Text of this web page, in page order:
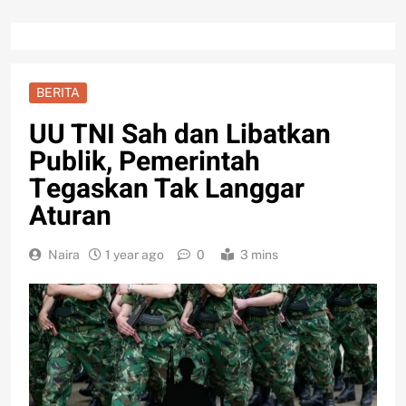
BERITA
UU TNI Sah dan Libatkan
Publik, Pemerintah
Tegaskan Tak Langgar
Aturan
Naira 1 year ago 0 3 mins